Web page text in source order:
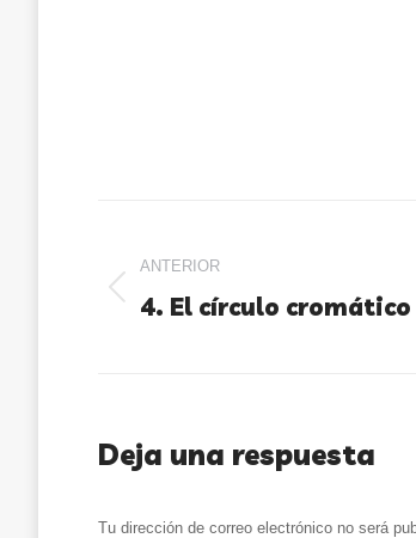
ANTERIOR
4. El círculo cromático
Deja una respuesta
Tu dirección de correo electrónico no será